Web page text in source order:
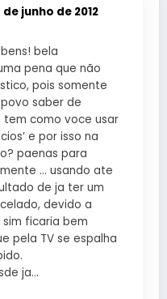
de junho de 2012
bela
pena que não
pois somente
saber de
tem como voce usar
e por isso na
paenas para
… usando ate
de ja ter um
devido a
sim ficaria bem
pela TV se espalha
ja…